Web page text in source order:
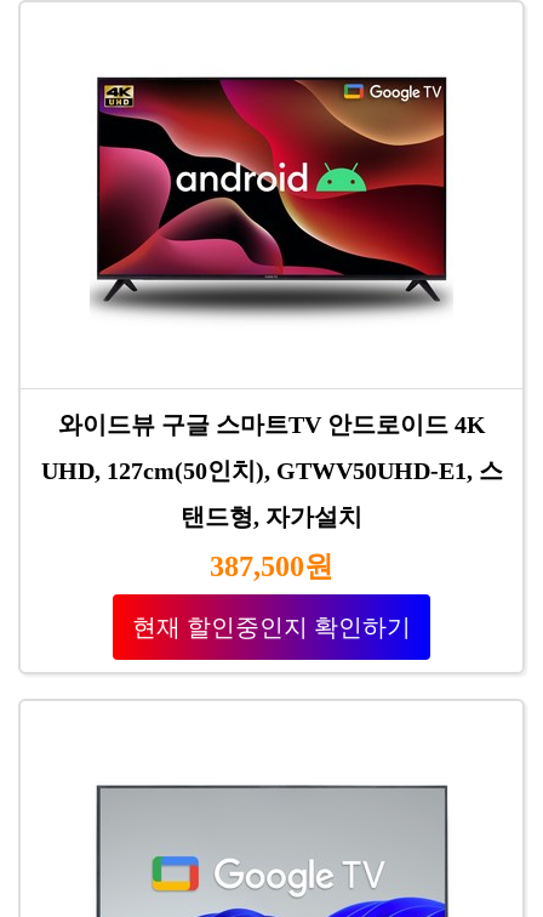
와이드뷰 구글 스마트TV 안드로이드 4K
UHD, 127cm(50인치), GTWV50UHD-E1, 스
탠드형, 자가설치
387,500원
현재 할인중인지 확인하기